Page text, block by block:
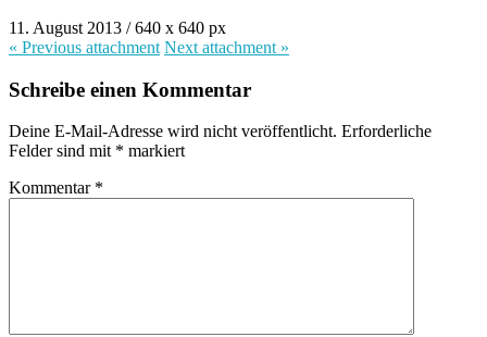
11. August 2013 /640 x 640 px
« Previous attachment Next attachment »
Schreibe einen Kommentar
Deine E-Mail-Adresse wird nicht veröffentlicht. Erforderliche
Felder sind mit * markiert
Kommentar *